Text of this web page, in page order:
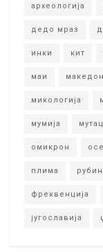
археологија
дедо мраз
инки кит
маи
микологија
мумија
омикрон
плима рубин
фреквенција
југославија